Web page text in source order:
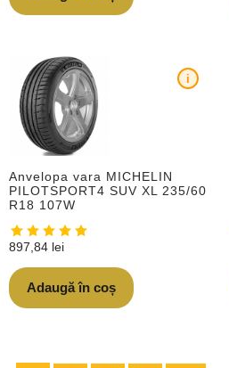
Anvelopa vara MICHELIN
PILOTSPORT4 SUV XL 235/60
R18 107W
i
897,84 lei
Adaugă în coș